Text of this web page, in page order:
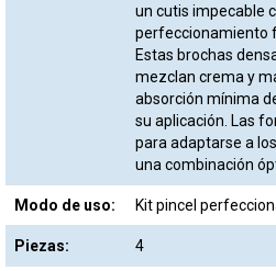
un cutis impecable
perfeccionamiento
Estas brochas
mezclan crema y
absorción mínima
su aplicación. Las
para adaptarse a
una combinación
Modo de uso: Kit pincel
Piezas: 4